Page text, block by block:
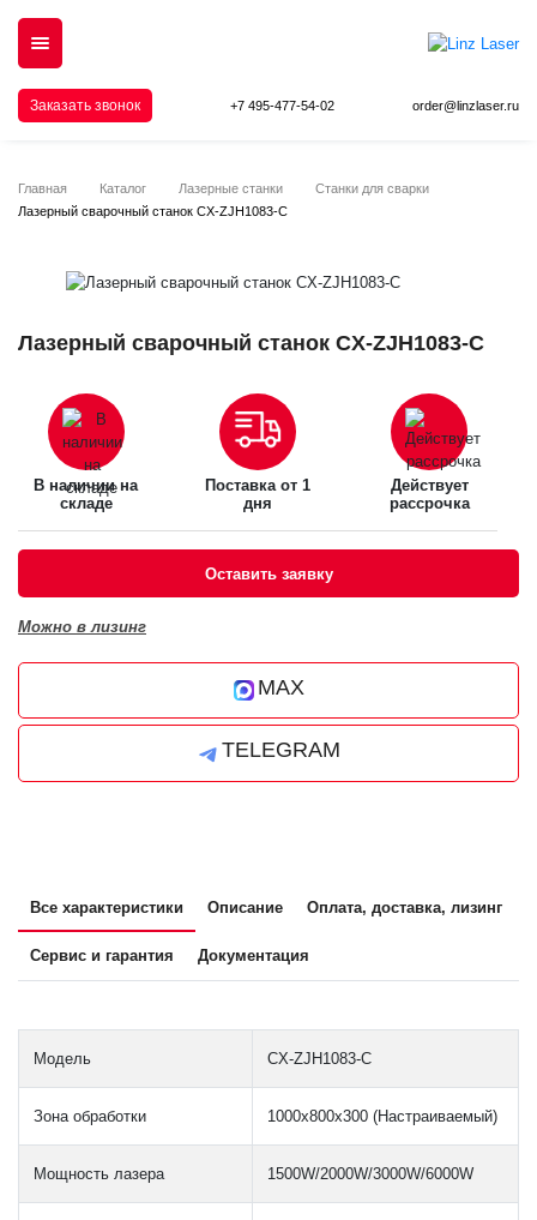
Заказать звонок +7 495-477-54-02 order@linzlaser.ru
Главная Каталог Лазерные станки
Станки для сварки
Лазерный сварочный станок CX-ZJH1083-C
Лазерный сварочный станок CX-ZJH1083-C
В наличии на
складе
Поставка от 1
дня
Действует
рассрочка
Оставить заявку
Можно в лизинг
MAX
TELEGRAM
Все характеристики Описание Оплата, доставка, лизинг
Сервис и гарантия Документация
Модель CX-ZJH1083-C
Зона обработки 1000x800x300 (Настраиваемый)
Мощность лазера 1500W/2000W/3000W/6000W